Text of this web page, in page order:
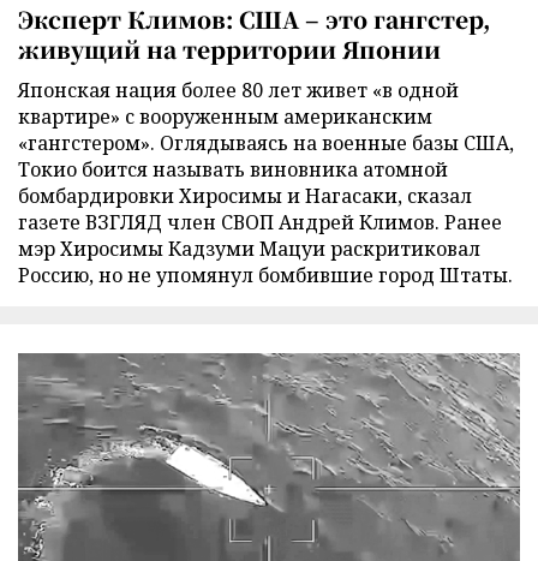
Эксперт Климов: США – это гангстер,
живущий на территории Японии
Японская нация более 80 лет живет «в одной
квартире» с вооруженным американским
«гангстером». Оглядываясь на военные базы США,
Токио боится называть виновника атомной
бомбардировки Хиросимы и Нагасаки, сказал
газете ВЗГЛЯД член СВОП Андрей Климов. Ранее
мэр Хиросимы Кадзуми Мацуи раскритиковал
Россию, но не упомянул бомбившие город Штаты.